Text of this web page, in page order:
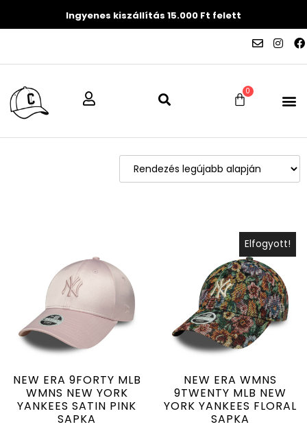
Ingyenes kiszállítás 15.000 Ft felett
0
NEW ERA 9FORTY MLB
WMNS NEW YORK
YANKEES SATIN PINK
SAPKA
Elfogyott!
NEW ERA WMNS
9TWENTY MLB NEW
YORK YANKEES FLORAL
SAPKA